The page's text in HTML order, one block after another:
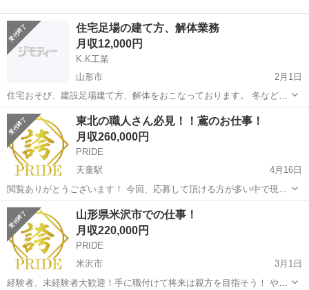
住宅足場の建て方、解体業務
月収12,000円
K.K工業
山形市
2月1日
住宅おそび、建設足場建て方、解体をおこなっております。 冬など除
雪作業 休憩時間、1時間〜移動になります。 現場直帰、料金あり
山形 山形市 鳶職 業務
東北の職人さん必見！！鳶のお仕事！
月収260,000円
PRIDE
天童駅
4月16日
閲覧ありがとうございます！ 今回、応募して頂ける方が多い中で現場
で指揮を取れる様な方を募集しております！ 鳶職経験者、又は現場職
が長いという方など是非ご連絡下さい！ 応募資格 ※普通免許 ※やる
気のある方！ です...
山形 天童駅 鳶職 職人
山形県米沢市での仕事！
月収220,000円
PRIDE
米沢市
3月1日
経験者、未経験者大歓迎！手に職付けて将来は親方を目指そう！ やる